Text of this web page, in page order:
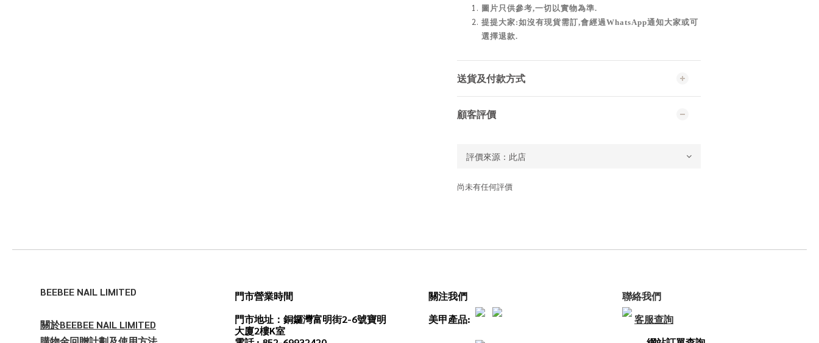
圖片只供參考,一切以實物為準.
提提大家:如沒有現貨需訂,會經過WhatsApp通知大家或可
選擇退款.
送貨及付款方式
顧客評價
尚未有任何評價
BEEBEE NAIL LIMITED
關於BEEBEE NAIL LIMITED
門市營業時間
門市地址：銅鑼灣富明街2-6號寶明
大廈2樓K室
關注我們
美甲產品:
聯絡我們
客服查詢